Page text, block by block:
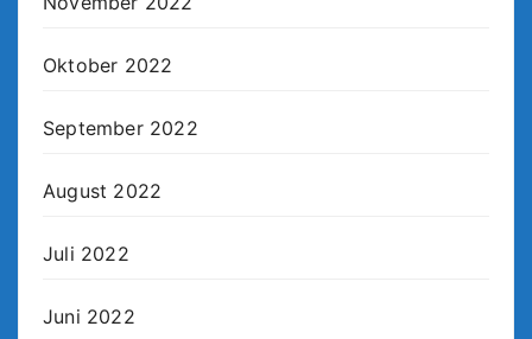
Oktober 2022
September 2022
August 2022
Juli 2022
Juni 2022